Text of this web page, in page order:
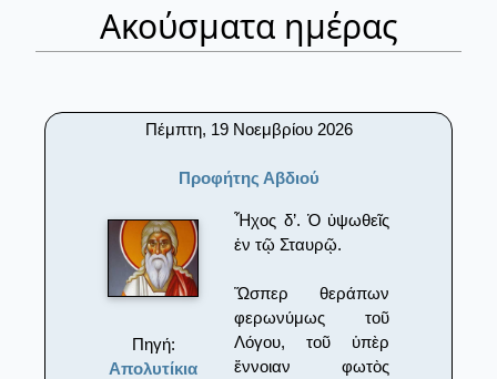
Ακούσματα ημέρας
Πέμπτη, 19 Νοεμβρίου 2026
Προφήτης Αβδιού
Πηγή:
Απολυτίκια
Ἦχος δ’. Ὁ ὑψωθεῖς
ἐν τῷ Σταυρῷ.
Ὥσπερ θεράπων
φερωνύμως τοῦ
Λόγου, τοῦ ὑπὲρ
ἔννοιαν φωτὸς